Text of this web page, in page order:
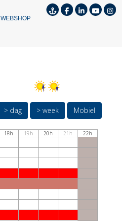
WEBSHOP
> dag > week Mobiel
18h 19h 20h 21h 22h